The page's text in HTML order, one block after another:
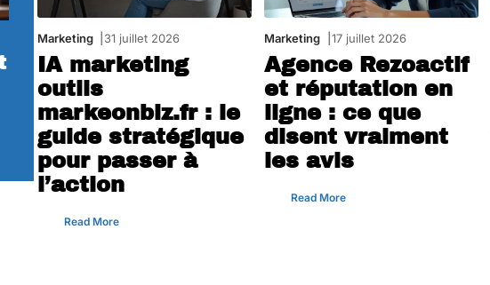
Marketing 31 juillet 2026
IA marketing
outils
markeonbiz.fr : le
guide stratégique
pour passer à
l’action
Read More
Marketing 17 juillet 2026
Agence Rezoactif
et réputation en
ligne : ce que
disent vraiment
les avis
Read More